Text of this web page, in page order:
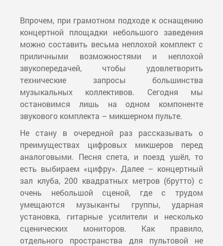
Впрочем, при грамотном подходе к оснащению
концертной площадки небольшого заведения
можно составить весьма неплохой комплект с
приличными возможностями и неплохой
звукопередачей, чтобы удовлетворить
технические запросы большинства
музыкальных коллективов. Сегодня мы
остановимся лишь на одном компоненте
звукового комплекта – микшерном пульте.
Не стану в очередной раз рассказывать о
преимуществах цифровых микшеров перед
аналоговыми. Песня спета, и поезд ушёл, то
есть выбираем «цифру». Далее – концертный
зал клуба, 200 квадратных метров (брутто) c
очень небольшой сценой, где с трудом
умещаются музыканты группы, ударная
установка, гитарные усилители и несколько
сценических мониторов. Как правило,
отдельного пространства для пультовой не